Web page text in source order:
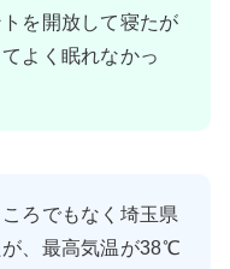
を開放して寝たが
よく眠れなかっ
ろでもなく埼玉県
、最高気温が38℃